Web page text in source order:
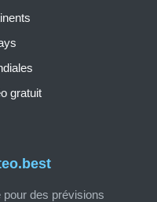
des prévisions
gratuit